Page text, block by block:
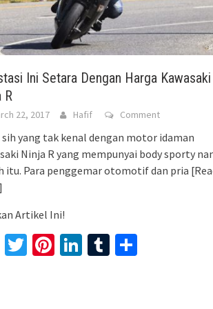
Ini Setara Dengan Harga Kawasaki
R
22, 2017 Hafif Comment
sih yang tak kenal dengan motor idaman
Ninja R yang mempunyai body sporty
itu. Para penggemar otomotif dan pria
Artikel Ini!
Facebook
TwitterPinterest
LinkedIn
Tumblr